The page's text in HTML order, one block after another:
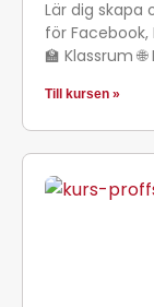
Lär dig skapa
för Facebook,
🏫 Klassrum
Till kursen »